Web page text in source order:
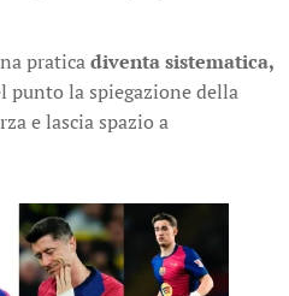
praticadiventa sistematica,
punto la spiegazione della
e lascia spazio a